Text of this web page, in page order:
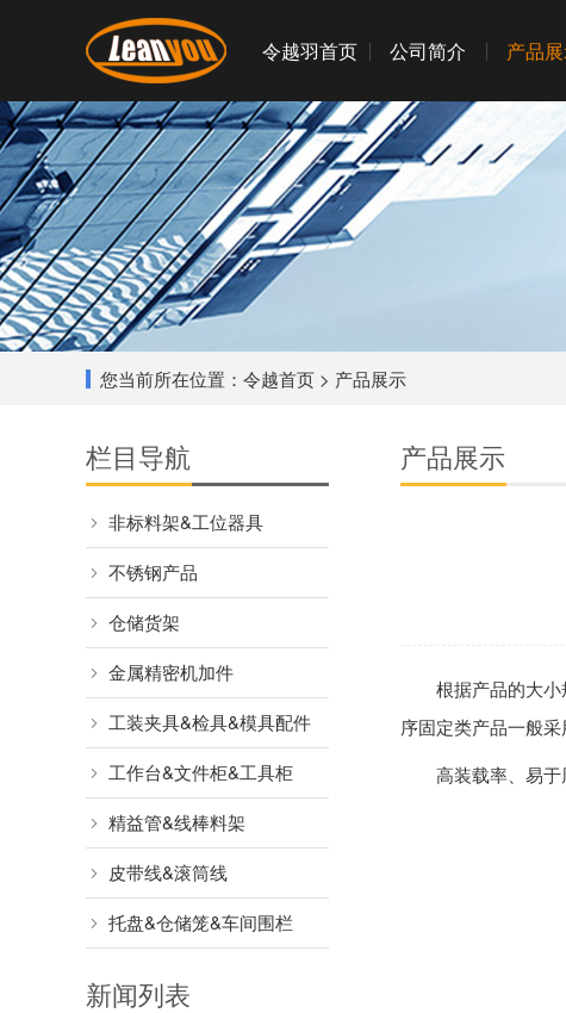
令越羽首页 公司简介 产品
您当前所在位置： 令越首页 > 产品展示
栏目导航
非标料架&工位器具
不锈钢产品
仓储货架
金属精密机加件
工装夹具&检具&模具配件
工作台&文件柜&工具柜
精益管&线棒料架
皮带线&滚筒线
托盘&仓储笼&车间围栏
新闻列表
产品展示
根据产品的大
序固定类产品一般
高装载率、易